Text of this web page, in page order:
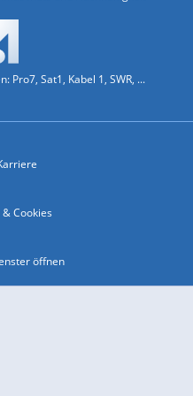
Pro7, Sat1, Kabel 1, SWR, ...
Cookies
öffnen